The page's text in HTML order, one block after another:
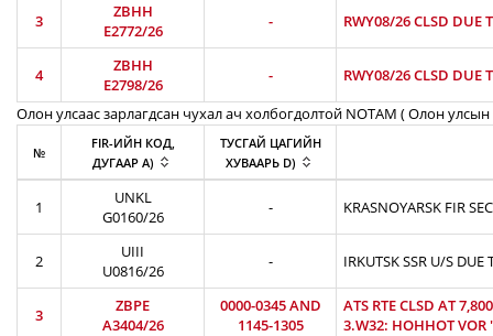
3
ZBHH
E2772/26
- RWY08/26 CLSD DUE
4
ZBHH
E2798/26
-
RWY08/26 CLSD DUE
Олон улсаас зарлагдсан чухал ач холбогдолтой NOTAM ( Олон улсын
№
FIR-ИЙН КОД,
ДУГААР A)
ТУСГАЙ ЦАГИЙН
ХУВААРЬ D)
1
UNKL
G0160/26
- KRASNOYARSK FIR
2
UIII
U0816/26
- IRKUTSK SSR U/S DUE
3
ZBPE
A3404/26
0000-0345 AND
1145-1305
ATS RTE CLSD AT
3.W32: HOHHOT VOR